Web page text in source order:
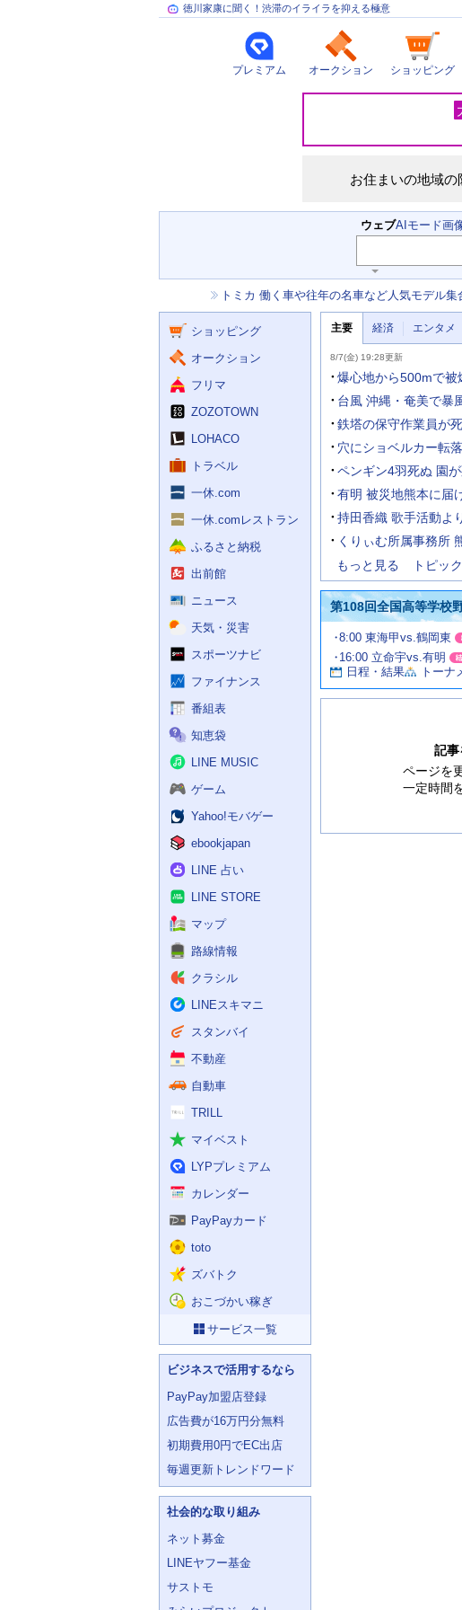
徳川家康に聞く！渋滞のイライラを抑える極意
プレミアム オークション ショッピング
災
お住まいの地域の
検
索
ウェブAIモード画
ワ
ー
力
補
助
を
開
く
せ
トミカ 働く車や往年の名車など人気モデル集
ビ
ショッピング
オークション
フリマ
ZOZOTOWN
LOHACO
トラベル
一休.com
一休.comレストラン
ふるさと納税
出前館
ニュース
天気・災害
スポーツナビ
ファイナンス
番組表
知恵袋
LINE MUSIC
ゲーム
Yahoo!モバゲー
ebookjapan
LINE 占い
LINE STORE
マップ
路線情報
クラシル
LINEスキマニ
スタンバイ
不動産
自動車
TRILL
マイベスト
LYPプレミアム
カレンダー
PayPayカード
toto
ズバトク
おこづかい稼ぎ
サービス一覧
ビジネスで活用するなら
PayPay加盟店登録
広告費が16万円分無料
初期費用0円でEC出店
毎週更新トレンドワード
社会的な取り組み
ネット募金
LINEヤフー基金
サストモ
ュ
ス
主要 経済 エンタメ
要
ニ
ー
8/7(金) 19:28更新
爆心地から500mで被
台風 沖縄・奄美で暴
鉄塔の保守作業員が
穴にショベルカー転
ペンギン4羽死ぬ 園
有明 被災地熊本に届
持田香織 歌手活動よ
くりぃむ所属事務所
もっと見る トピッ
第108回全国高等学校
試
合
情
報
8:00 東海甲vs.鶴岡東
16:00 立命宇vs.有明
日程・結果
トーナ
お
す
記事
ページを
一定時間